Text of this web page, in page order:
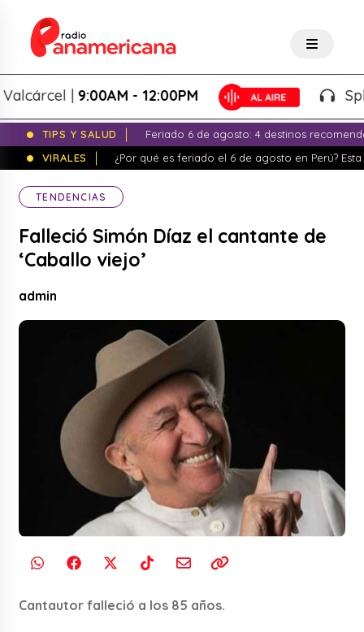
|9:00AM - 12:00PM
TIPS Y SALUD
Feriado 6 de agosto: 4 destinos
VIRALES
¿Por qué es feriado el 6 de agosto en Perú?
TENDENCIAS
Falleció Simón Díaz el cantante de
‘Caballo viejo’
admin
Cantautor falleció a los 85 años.